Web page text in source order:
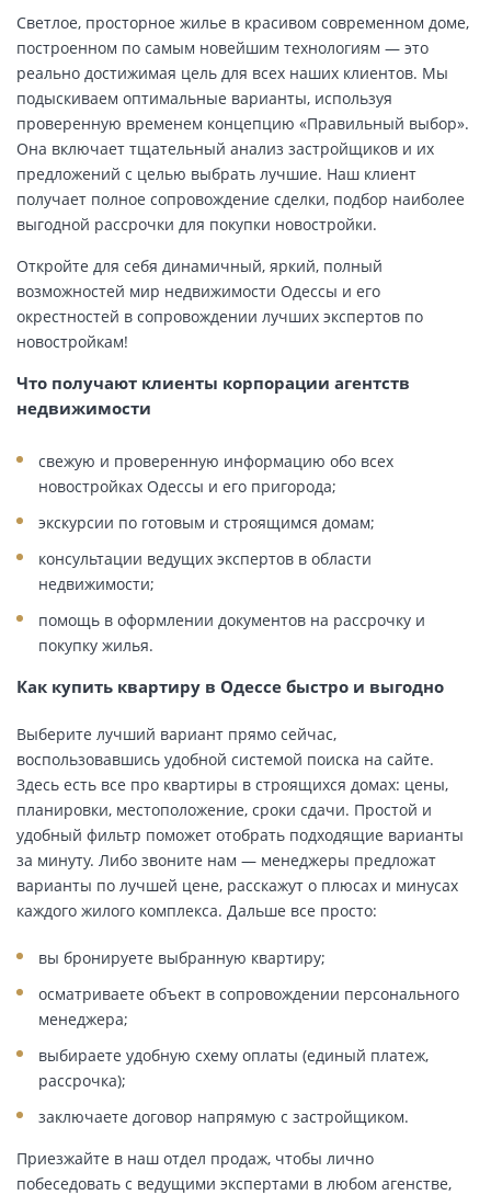
Светлое, просторное жилье в красивом современном доме,
построенном по самым новейшим технологиям — это
реально достижимая цель для всех наших клиентов. Мы
подыскиваем оптимальные варианты, используя
проверенную временем концепцию «Правильный выбор».
Она включает тщательный анализ застройщиков и их
предложений с целью выбрать лучшие. Наш клиент
получает полное сопровождение сделки, подбор наиболее
выгодной рассрочки для покупки новостройки.
Откройте для себя динамичный, яркий, полный
возможностей мир недвижимости Одессы и его
окрестностей в сопровождении лучших экспертов по
новостройкам!
Что получают клиенты корпорации агентств
недвижимости
свежую и проверенную информацию обо всех
новостройках Одессы и его пригорода;
экскурсии по готовым и строящимся домам;
консультации ведущих экспертов в области
недвижимости;
помощь в оформлении документов на рассрочку и
покупку жилья.
Как купить квартиру в Одессе быстро и выгодно
Выберите лучший вариант прямо сейчас,
воспользовавшись удобной системой поиска на сайте.
Здесь есть все про квартиры в строящихся домах: цены,
планировки, местоположение, сроки сдачи. Простой и
удобный фильтр поможет отобрать подходящие варианты
за минуту. Либо звоните нам — менеджеры предложат
варианты по лучшей цене, расскажут о плюсах и минусах
каждого жилого комплекса. Дальше все просто:
вы бронируете выбранную квартиру;
осматриваете объект в сопровождении персонального
менеджера;
выбираете удобную схему оплаты (единый платеж,
рассрочка);
заключаете договор напрямую с застройщиком.
Приезжайте в наш отдел продаж, чтобы лично
побеседовать с ведущими экспертами в любом агенстве,